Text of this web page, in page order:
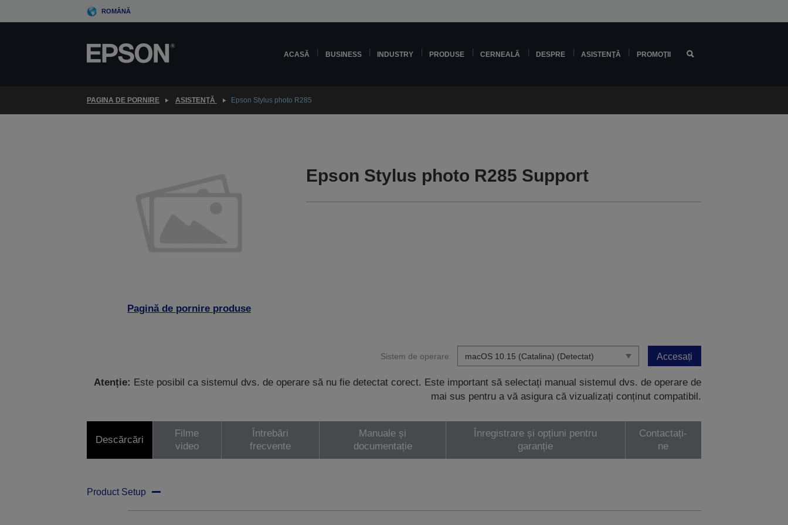
to
ROMÂNĂ
ACASĂ BUSINESS INDUSTRY PRODUSE CERNEALĂ DESPRE ASISTENŢĂ PROMOŢII
PAGINA DE PORNIRE ASISTENŢĂ Epson Stylus photo R285
Pagină de pornire produse
Epson Stylus photo R285 Support
Sistem de operare: Accesați
Atenție: Este posibil ca sistemul dvs. de operare să nu fie detectat corect. Este important să selectați manual sistemul dvs. de operare de
mai sus pentru a vă asigura că vizualizați conținut compatibil.
Descărcări
Filme
video
Întrebări
frecvente
Manuale și
documentație
Înregistrare și opțiuni pentru
garanție
Contactați-
ne
Product Setup